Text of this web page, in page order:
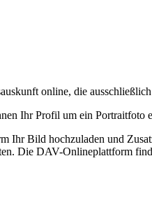
online, die
Ihr Profil um ein Portraitfoto
Ihr Bild hochzuladen und
Die DAV-Onlineplattform